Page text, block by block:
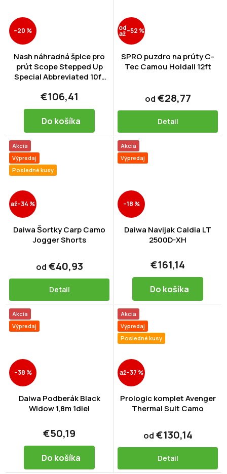
–20 %
Nash náhradná špice pro
prút Scope Stepped Up
Special Abbreviated 10ft
€106,41
Do košíka
od
až–52 %
SPRO puzdro na prúty C-
Tec Camou Holdall 12ft
od €28,77
Detail
Akcia
Výpredaj
Posledné kusy
až–34 %
Daiwa Šortky Carp Camo
Jogger Shorts
od €40,93
Detail
Akcia
Výpredaj
–18 %
Daiwa Navijak Caldia LT
2500D-XH
€161,14
Do košíka
Akcia
Výpredaj
–38 %
Daiwa Podberák Black
Widow 1,8m 1diel
€50,19
Do košíka
Akcia
Výpredaj
Posledné kusy
až–37 %
Prologic komplet Avenger
Thermal Suit Camo
od €130,14
Detail